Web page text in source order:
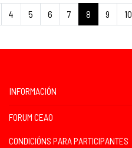
4 5 6 7 8 9 10
INFORMACIÓN
FORUM CEAO
CONDICIÓNS PARA PARTICIPANTES